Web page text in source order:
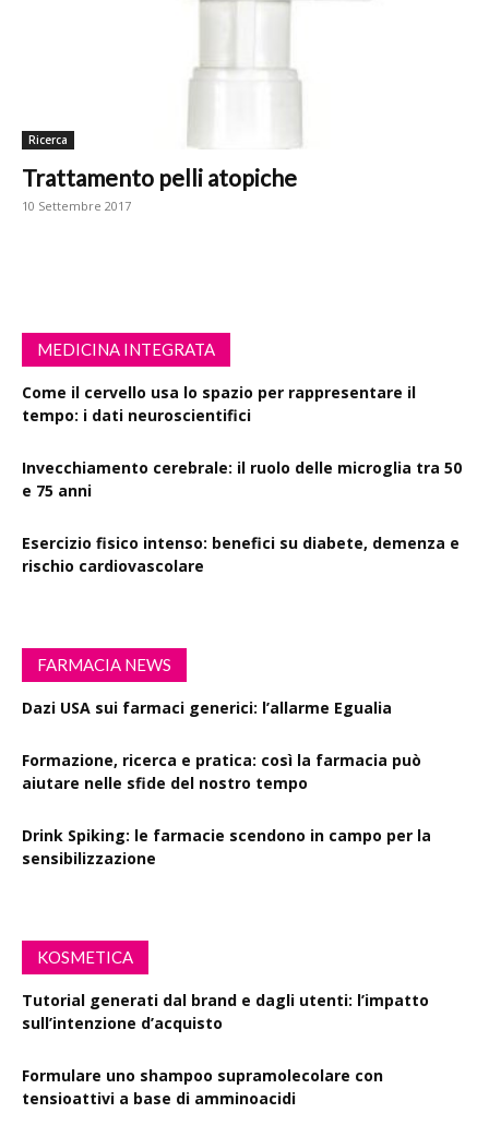
Ricerca
Trattamento pelli atopiche
10 Settembre 2017
MEDICINA INTEGRATA
Come il cervello usa lo spazio per rappresentare il
tempo: i dati neuroscientifici
Invecchiamento cerebrale: il ruolo delle microglia tra 50
e 75 anni
Esercizio fisico intenso: benefici su diabete, demenza e
rischio cardiovascolare
FARMACIA NEWS
Dazi USA sui farmaci generici: l’allarme Egualia
Formazione, ricerca e pratica: così la farmacia può
aiutare nelle sfide del nostro tempo
Drink Spiking: le farmacie scendono in campo per la
sensibilizzazione
KOSMETICA
Tutorial generati dal brand e dagli utenti: l’impatto
sull’intenzione d’acquisto
Formulare uno shampoo supramolecolare con
tensioattivi a base di amminoacidi